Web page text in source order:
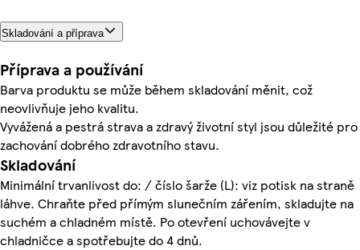
Skladování a příprava
Příprava a používání
Barva produktu se může během skladování měnit, což
neovlivňuje jeho kvalitu.
Vyvážená a pestrá strava a zdravý životní styl jsou důležité pro
zachování dobrého zdravotního stavu.
Skladování
Minimální trvanlivost do: / číslo šarže (L): viz potisk na straně
láhve. Chraňte před přímým slunečním zářením, skladujte na
suchém a chladném místě. Po otevření uchovávejte v
chladničce a spotřebujte do 4 dnů.